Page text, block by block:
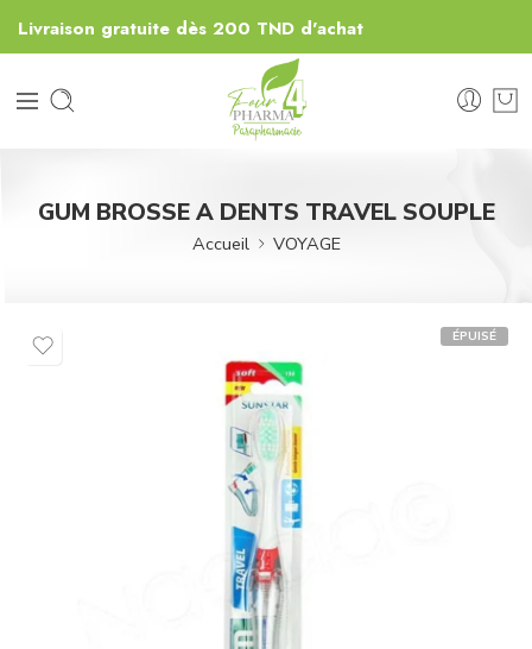
Livraison gratuite dès 200 TND d'achat
GUM BROSSE A DENTS TRAVEL SOUPLE
Accueil VOYAGE
ÉPUISÉ